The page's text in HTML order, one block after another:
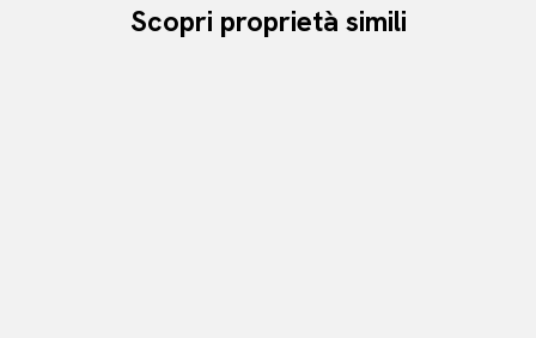
Scopri proprietà simili